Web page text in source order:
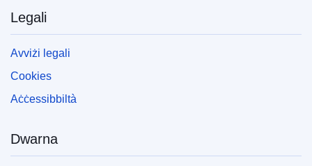
Legali
Avviżi legali
Cookies
Aċċessibbiltà
Dwarna